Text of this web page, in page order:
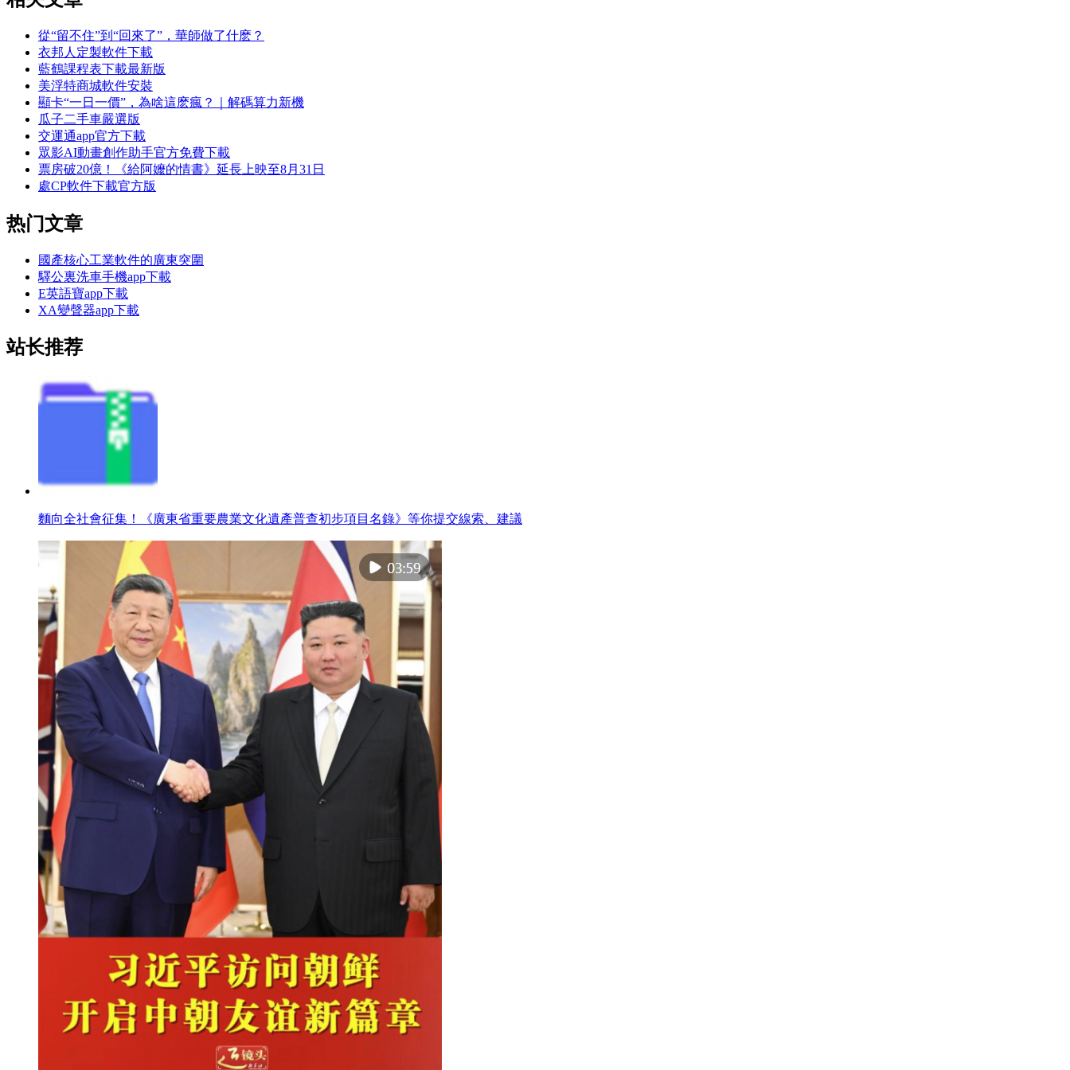
從“留不住”到“回來了”，華師做了什麽？
衣邦人定製軟件下載
藍鶴課程表下載最新版
美浮特商城軟件安裝
顯卡“一日一價”，為啥這麽瘋？｜解碼算力新機
瓜子二手車嚴選版
交運通app官方下載
眾影AI動畫創作助手官方免費下載
票房破20億！《給阿嬤的情書》延長上映至8月31日
處CP軟件下載官方版
热门文章
國產核心工業軟件的廣東突圍
驛公裏洗車手機app下載
E英語寶app下載
XA變聲器app下載
站长推荐
麵向全社會征集！《廣東省重要農業文化遺產普查初步項目名錄》等你提交線索、建議